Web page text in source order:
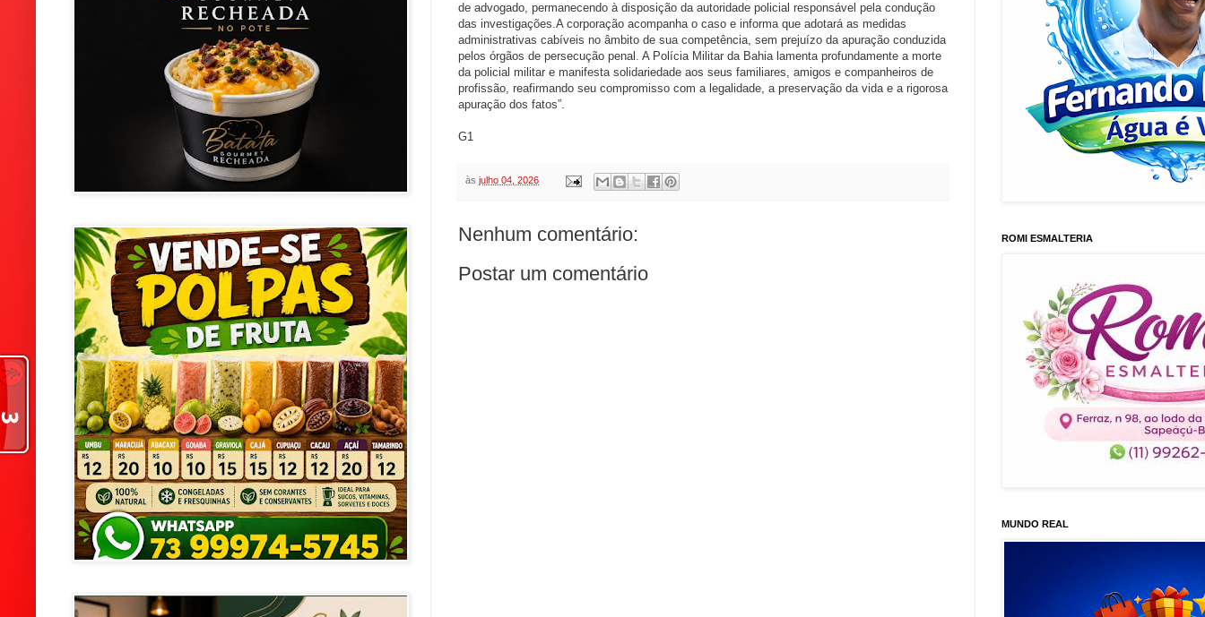
de advogado, permanecendo à disposição da autoridade policial responsável pela condução
das investigações.A corporação acompanha o caso e informa que adotará as medidas
administrativas cabíveis no âmbito de sua competência, sem prejuízo da apuração conduzida
pelos órgãos de persecução penal. A Polícia Militar da Bahia lamenta profundamente a morte
da policial militar e manifesta solidariedade aos seus familiares, amigos e companheiros de
profissão, reafirmando seu compromisso com a legalidade, a preservação da vida e a rigorosa
apuração dos fatos”.
G1
às julho 04, 2026
Nenhum comentário:
Postar um comentário
ROMI ESMALTERIA
MUNDO REAL